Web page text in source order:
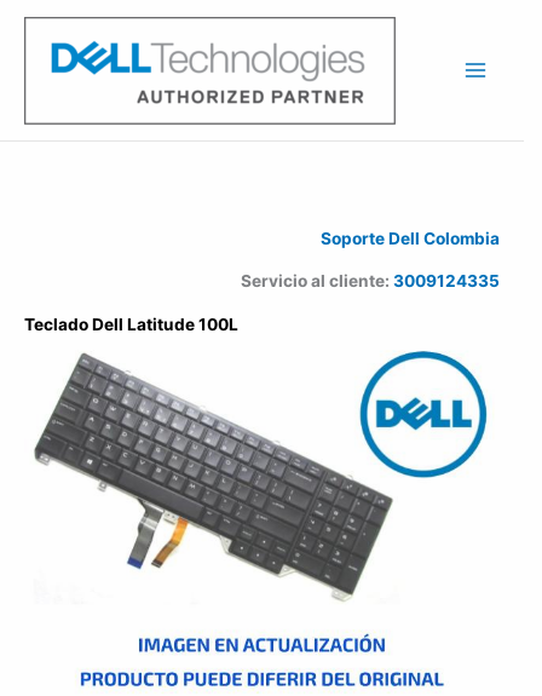
contenido
Soporte Dell Colombia
Servicio al cliente: 3009124335
Teclado Dell Latitude 100L